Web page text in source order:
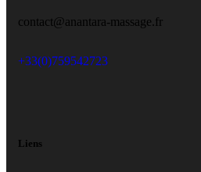
contact@anantara-massage.fr
+33(0)759542723
Liens